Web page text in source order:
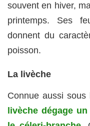
souvent en hiver,
printemps. Ses
donnent du
poisson.
La livèche
Connue aussi
livèche dégage